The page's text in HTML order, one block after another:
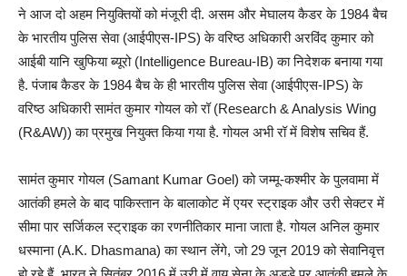
ने आज दो अहम नियुक्तियों को मंजूरी दी. असम और मेघालय कैडर के 1984 बैच
के भारतीय पुलिस सेवा (आईपीएस-IPS) के वरिष्ठ अधिकारी अरविंद कुमार को
आईबी यानि खुफिया ब्यूरो (Intelligence Bureau-IB) का निदेशक बनाया गया
है. पंजाब कैडर के 1984 बैच के ही भारतीय पुलिस सेवा (आईपीएस-IPS) के
वरिष्ठ अधिकारी सामंत कुमार गोयल को रॉ (Research & Analysis Wing
(R&AW)) का प्रमुख नियुक्त किया गया है. गोयल अभी रॉ में विशेष सचिव हैं.
सामंत कुमार गोयल (Samant Kumar Goel) को जम्मू-कश्मीर के पुलवामा में
आतंकी हमले के बाद पाकिस्तान के बालाकोट में एयर स्ट्राइक और उरी सेक्टर में
सीमा पार सर्जिकल स्ट्राइक का रणनीतिकार माना जाता है. गोयल अनिल कुमार
धस्माना (A.K. Dhasmana) का स्थान लेंगे, जो 29 जून 2019 को सेवानिवृत्त